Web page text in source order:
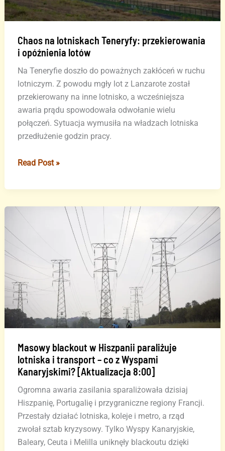
Chaos na lotniskach Teneryfy: przekierowania
i opóźnienia lotów
Na Teneryfie doszło do poważnych zakłóceń w ruchu
lotniczym. Z powodu mgły lot z Lanzarote został
przekierowany na inne lotnisko, a wcześniejsza
awaria prądu spowodowała odwołanie wielu
połączeń. Sytuacja wymusiła na władzach lotniska
przedłużenie godzin pracy.
Chaos
lotniskach
przekierowania
opóźnienia
lotów
Read Post »
Masowy blackout w Hiszpanii paraliżuje
lotniska i transport – co z Wyspami
Kanaryjskimi? [Aktualizacja 8:00]
Ogromna awaria zasilania sparaliżowała dzisiaj
Hiszpanię, Portugalię i przygraniczne regiony Francji.
Przestały działać lotniska, koleje i metro, a rząd
zwołał sztab kryzysowy. Tylko Wyspy Kanaryjskie,
Baleary, Ceuta i Melilla uniknęły blackoutu dzięki